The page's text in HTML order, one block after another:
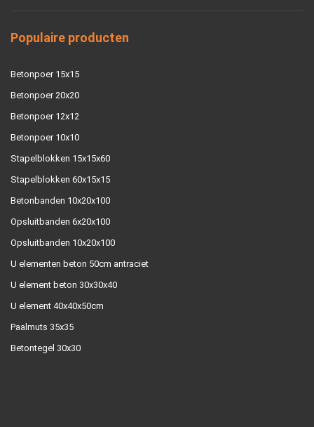
Populaire producten
Betonpoer 15x15
Betonpoer 20x20
Betonpoer 12x12
Betonpoer 10x10
Stapelblokken 15x15x60
Stapelblokken 60x15x15
Betonbanden 10x20x100
Opsluitbanden 6x20x100
Opsluitbanden 10x20x100
U elementen beton 50cm antraciet
U element beton 30x30x40
U element 40x40x50cm
Paalmuts 35x35
Betontegel 30x30